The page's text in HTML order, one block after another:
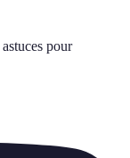
astuces pour